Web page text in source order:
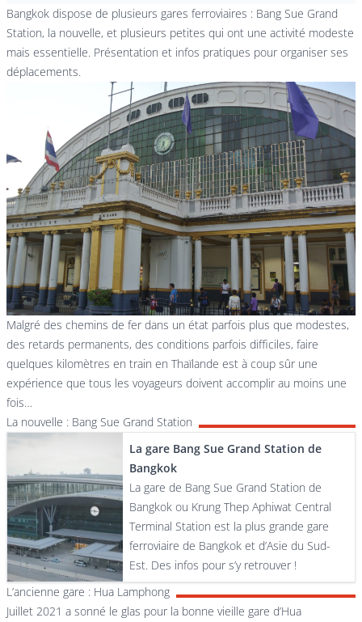
Bangkok dispose de plusieurs gares ferroviaires : Bang Sue Grand
Station, la nouvelle, et plusieurs petites qui ont une activité modeste
mais essentielle. Présentation et infos pratiques pour organiser ses
déplacements.
Malgré des chemins de fer dans un état parfois plus que modestes,
des retards permanents, des conditions parfois difficiles, faire
quelques kilomètres en train en Thaïlande est à coup sûr une
expérience que tous les voyageurs doivent accomplir au moins une
fois…
La nouvelle : Bang Sue Grand Station
La gare Bang Sue Grand Station de
Bangkok
La gare de Bang Sue Grand Station de
Bangkok ou Krung Thep Aphiwat Central
Terminal Station est la plus grande gare
ferroviaire de Bangkok et d’Asie du Sud-
Est. Des infos pour s’y retrouver !
L’ancienne gare : Hua Lamphong
Juillet 2021 a sonné le glas pour la bonne vieille gare d’Hua